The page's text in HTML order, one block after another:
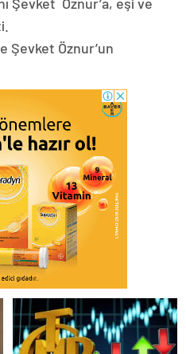
Şevket Öznur’un